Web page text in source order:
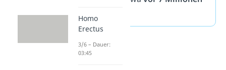
Jahren
Homo
Erectus
3/6 – Dauer:
03:45